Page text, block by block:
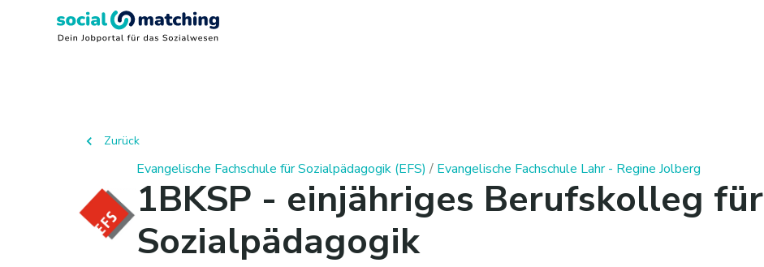
Zurück
Evangelische Fachschule für Sozialpädagogik (EFS) / Evangelische Fachschule Lahr - Regine Jolberg
1BKSP - einjähriges Berufskolleg für
Sozialpädagogik